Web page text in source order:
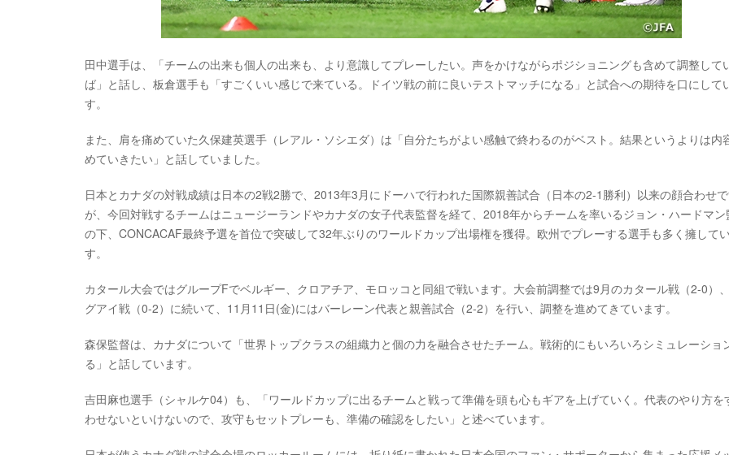
田中選手は、「チームの出来も個人の出来も、より意識してプレーしたい。声をかけながらポジショニングも含めて調整して
ば」と話し、板倉選手も「すごくいい感じで来ている。ドイツ戦の前に良いテストマッチになる」と試合への期待を口にして
す。
また、肩を痛めていた久保建英選手（レアル・ソシエダ）は「自分たちがよい感触で終わるのがベスト。結果というよりは内
めていきたい」と話していました。
日本とカナダの対戦成績は日本の2戦2勝で、2013年3月にドーハで行われた国際親善試合（日本の2-1勝利）以来の顔合わせ
が、今回対戦するチームはニュージーランドやカナダの女子代表監督を経て、2018年からチームを率いるジョン・ハードマン
の下、CONCACAF最終予選を首位で突破して32年ぶりのワールドカップ出場権を獲得。欧州でプレーする選手も多く擁して
す。
カタール大会ではグループFでベルギー、クロアチア、モロッコと同組で戦います。大会前調整では9月のカタール戦（2-0）
グアイ戦（0-2）に続いて、11月11日(金)にはバーレーン代表と親善試合（2-2）を行い、調整を進めてきています。
森保監督は、カナダについて「世界トップクラスの組織力と個の力を融合させたチーム。戦術的にもいろいろシミュレーショ
る」と話しています。
吉田麻也選手（シャルケ04）も、「ワールドカップに出るチームと戦って準備を頭も心もギアを上げていく。代表のやり方を
わせないといけないので、攻守もセットプレーも、準備の確認をしたい」と述べています。